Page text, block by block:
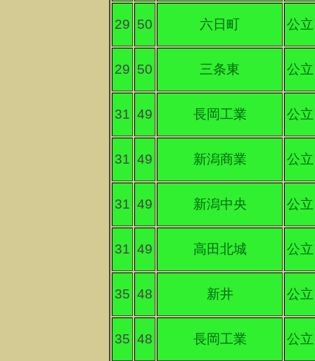
29 50 六日町 公立
29 50 三条東 公立
31 49 長岡工業 公立
31 49 新潟商業 公立
31 49 新潟中央 公立
31 49 高田北城 公立
35 48 新井 公立
35 48 長岡工業 公立